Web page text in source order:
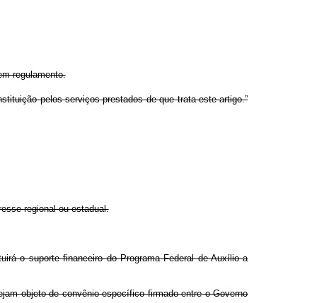
regulamento.
pelos serviços prestados de que trata este artigo.”
regional ou estadual.
o suporte financeiro do Programa Federal de Auxílio a
objeto de convênio específico firmado entre o Governo